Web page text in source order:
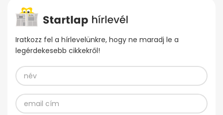
Iratkozz fel a hírlevelünkre, hogy ne maradj le a
legérdekesebb cikkekről!